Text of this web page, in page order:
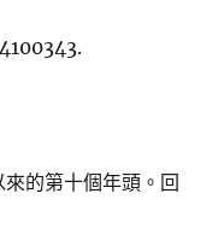
的第十個年頭。回